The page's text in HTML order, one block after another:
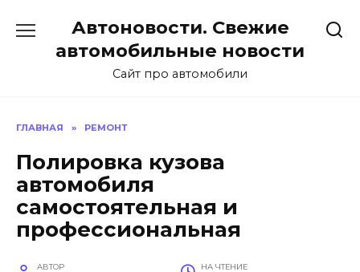
содержанию
Автоновости. Свежие
автомобильные новости
Сайт про автомобили
ГЛАВНАЯ » РЕМОНТ
Полировка кузова
автомобиля
самостоятельная и
профессиональная
АВТОР НА ЧТЕНИЕ